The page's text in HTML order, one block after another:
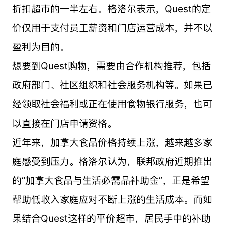
折扣超市的一半左右。格洛尔表示，Quest的定
价仅用于支付员工薪资和门店运营成本，并不以
盈利为目的。
想要到Quest购物，需要由合作机构推荐，包括
政府部门、社区组织和社会服务机构等。如果已
经领取社会福利或正在使用食物银行服务，也可
以直接在门店申请资格。
近年来，加拿大食品价格持续上涨，越来越多家
庭感受到压力。格洛尔认为，联邦政府近期推出
的“加拿大食品与生活必需品补助金”，正是希望
帮助低收入家庭应对不断上涨的生活成本。而如
果结合Quest这样的平价超市，居民手中的补助